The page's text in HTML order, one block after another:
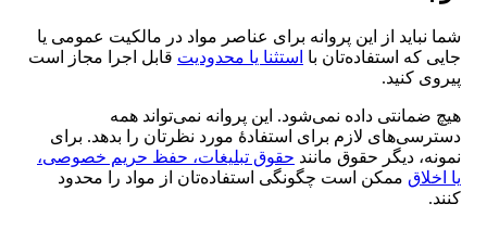
شما نباید از این پروانه برای عناصر مواد در مالکیت عمومی یا
جایی که استفاده‌تان با استثنا یا محدودیت قابل اجرا مجاز است
پیروی کنید.
هیچ ضمانتی داده نمی‌شود. این پروانه نمی‌تواند همه
دسترسی‌های لازم برای استفادهٔ مورد نظرتان را بدهد. برای
نمونه، دیگر حقوق مانند حقوق تبلیغات، حفظ حریم خصوصی،
یا اخلاق ممکن است چگونگی استفاده‌تان از مواد را محدود
کنند.